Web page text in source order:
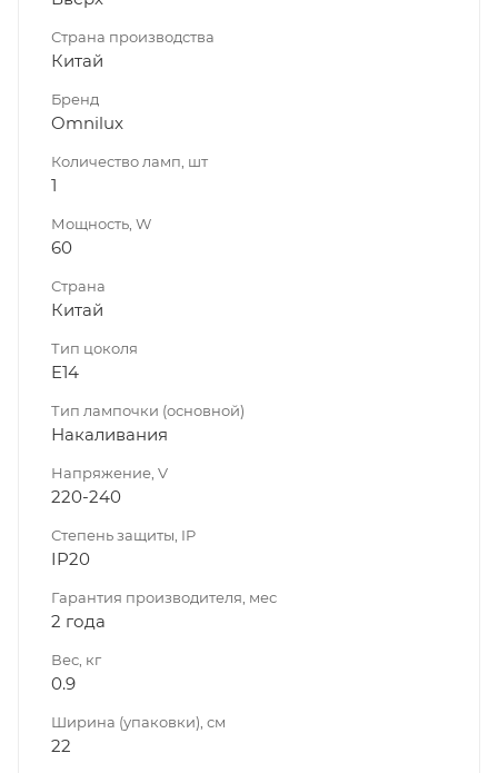
Страна производства
Китай
Бренд
Omnilux
Количество ламп, шт
1
Мощность, W
60
Страна
Китай
Тип цоколя
E14
Тип лампочки (основной)
Накаливания
Напряжение, V
220-240
Степень защиты, IP
IP20
Гарантия производителя, мес
2 года
Вес, кг
0.9
Ширина (упаковки), см
22